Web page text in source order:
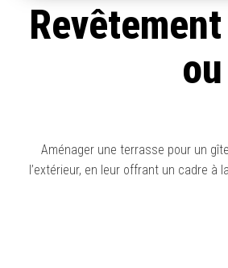
Aménager une terrasse pour un
l’extérieur, en leur offrant un cadre